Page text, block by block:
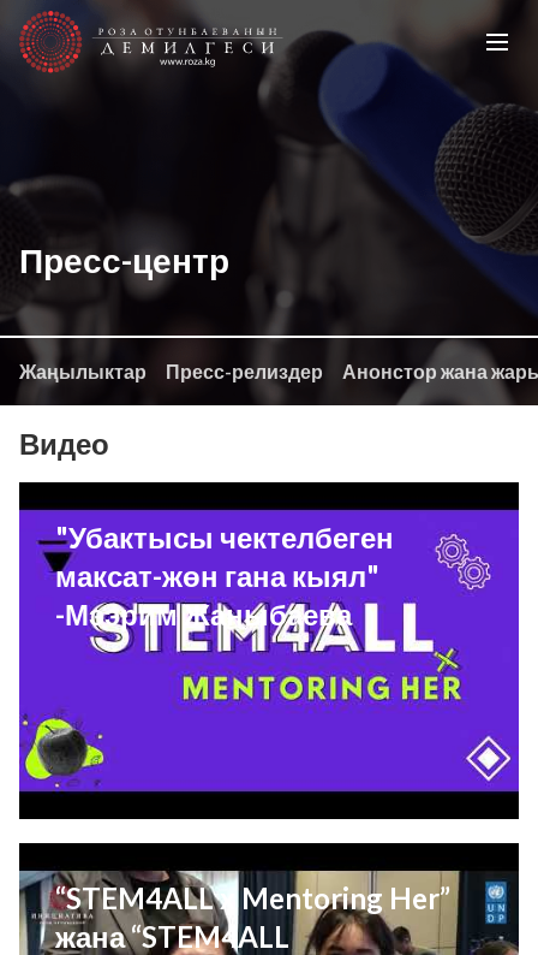
Пресс-центр
Жаңылыктар Пресс-релиздер Анонстор жана
Видео
"Убактысы чектелбеген
максат-жөн гана кыял"
-Мээрим Жаныбаева
“STEM4ALL x Mentoring Her”
жана “STEM4ALL